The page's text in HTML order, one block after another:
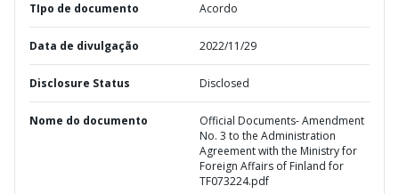
TIpo de documento Acordo
Data de divulgação 2022/11/29
Disclosure Status Disclosed
Nome do documento
Official Documents- Amendment
No. 3 to the Administration
Agreement with the Ministry for
Foreign Affairs of Finland for
TF073224.pdf